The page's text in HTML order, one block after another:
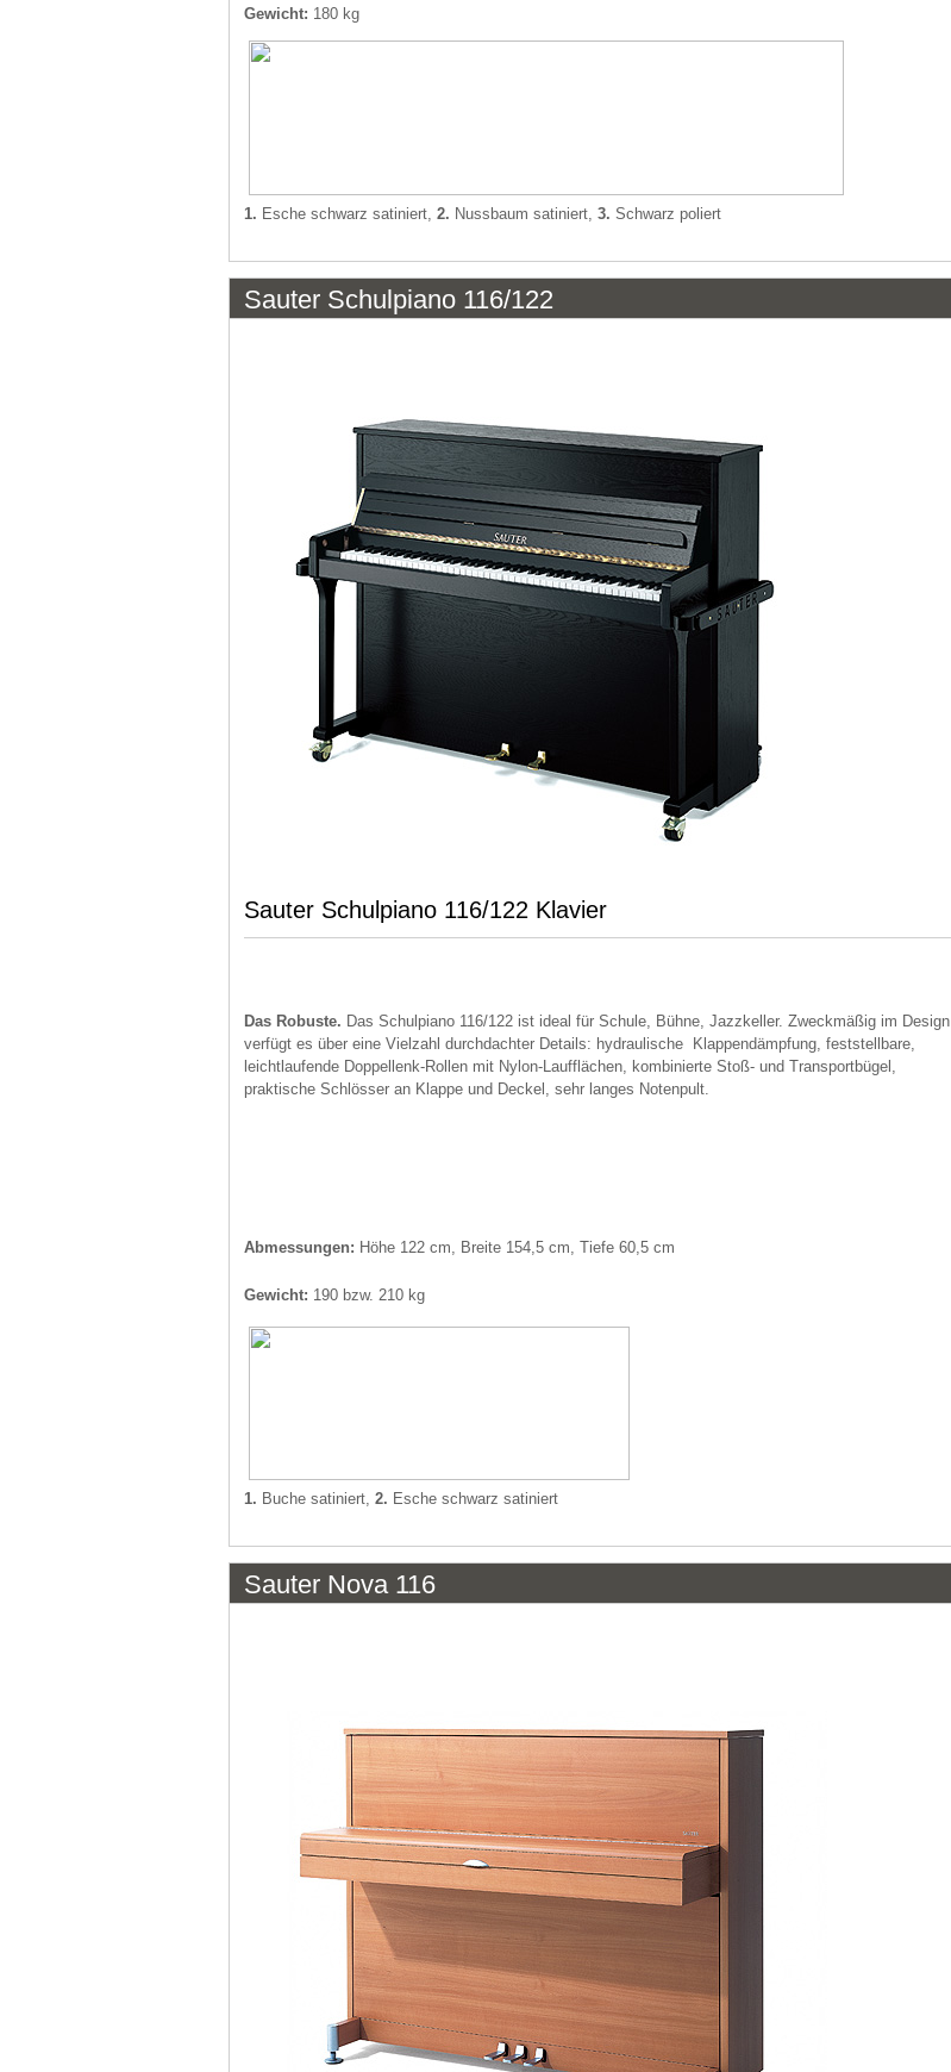
Gewicht: 180 kg
1. Esche schwarz satiniert, 2. Nussbaum satiniert, 3. Schwarz poliert
Sauter Schulpiano 116/122
Sauter Schulpiano 116/122 Klavier
Das Robuste. Das Schulpiano 116/122 ist ideal für Schule, Bühne, Jazzkeller. Zweckmäßig im Design
verfügt es über eine Vielzahl durchdachter Details: hydraulische Klappendämpfung, feststellbare,
leichtlaufende Doppellenk-Rollen mit Nylon-Laufflächen, kombinierte Stoß- und Transportbügel,
praktische Schlösser an Klappe und Deckel, sehr langes Notenpult.
Abmessungen: Höhe 122 cm, Breite 154,5 cm, Tiefe 60,5 cm
Gewicht: 190 bzw. 210 kg
1. Buche satiniert, 2. Esche schwarz satiniert
Sauter Nova 116